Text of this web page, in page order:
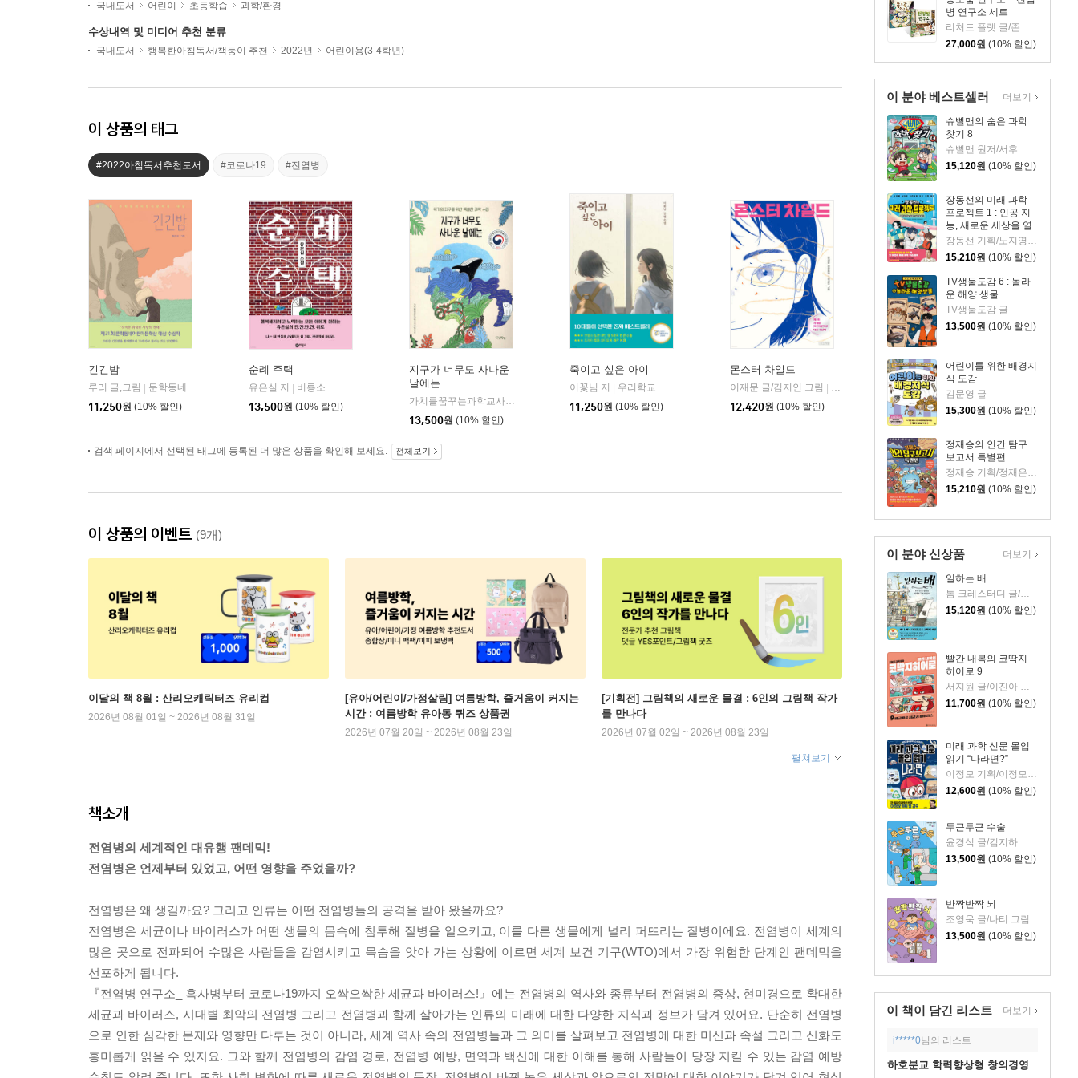
병 연구소 세트
리처드 플랫 글/존 켈리 그림/신인수,최현경 역/김명주 감수
27,000원 (10% 할인)
이 분야 베스트셀러
슈뻘맨의 숨은 과학
찾기 8
슈뻘맨 원저/서후 글/류수형 그림/샌드박스네트워크,정재형 감수
15,120원 (10% 할인)
장동선의 미래 과학
프로젝트 1 : 인공 지
능, 새로운 세상을 열
다
15,210원 (10% 할인)
TV생물도감 6 : 놀라
운 해양 생물
TV생물도감 글
13,500원 (10% 할인)
어린이를 위한 배경지
식 도감
김문영 글
15,300원 (10% 할인)
정재승의 인간 탐구
보고서 특별편
정재승 기획/정재은 글/김기수 그림
15,210원 (10% 할인)
더보기
이 분야 신상품
일하는 배
톰 크레스터디 글/장석봉 그림
15,120원 (10% 할인)
빨간 내복의 코딱지
히어로 9
11,700원 (10% 할인)
미래 과학 신문 몰입
읽기 “나라면?”
이정모 기획/이정모 감수/박정란,서재인 글/신병근 그림
12,600원 (10% 할인)
두근두근 수술
윤경식 글/김지하 그림
13,500원 (10% 할인)
반짝반짝 뇌
조영욱 글/나티 그림
13,500원 (10% 할인)
더보기
이 책이 담긴 리스트 더보기
i*****0님의 리스트
하호분교 학력향상형 창의경영
국내도서 어린이 초등학습 과학/환경
수상내역 및 미디어 추천 분류
국내도서 행복한아침독서/책둥이 추천 2022년 어린이용(3-4학년)
이 상품의 태그
#2022아침독서추천도서 #코로나19 #전염병
긴긴밤
루리 글,그림
문학동네
11,250원 (10% 할인)
순례 주택
유은실 저
비룡소
13,500원 (10% 할인)
지구가 너무도 사나운
날에는
가치를꿈꾸는과학교사모임 저
우리학교
13,500원 (10% 할인)
죽이고 싶은 아이
이꽃님 저
우리학교
11,250원 (10% 할인)
몬스터 차일드
이재문 글/김지인 그림
사계절
12,420원 (10% 할인)
검색 페이지에서 선택된 태그에 등록된 더 많은 상품을 확인해 보세요. 전체보기
이 상품의 이벤트 (9개)
이달의 책 8월 : 산리오캐릭터즈 유리컵
2026년 08월 01일 ~ 2026년 08월 31일
[유아/어린이/가정살림] 여름방학, 줄거움이 커지는
시간 : 여름방학 유아동 퀴즈 상품권
2026년 07월 20일 ~ 2026년 08월 23일
[기획전] 그림책의 새로운 물결 : 6인의 그림책 작가
를 만나다
2026년 07월 02일 ~ 2026년 08월 23일
펼쳐보기
책소개
전염병의 세계적인 대유행 팬데믹!
전염병은 언제부터 있었고, 어떤 영향을 주었을까?
전염병은 왜 생길까요? 그리고 인류는 어떤 전염병들의 공격을 받아 왔을까요?
전염병은 세균이나 바이러스가 어떤 생물의 몸속에 침투해 질병을 일으키고, 이를 다른 생물에게 널리 퍼뜨리는 질병이에요. 전염병이 세계의
많은 곳으로 전파되어 수많은 사람들을 감염시키고 목숨을 앗아 가는 상황에 이르면 세계 보건 기구(WTO)에서 가장 위험한 단계인 팬데믹을
선포하게 됩니다.
『전염병 연구소_ 흑사병부터 코로나19까지 오싹오싹한 세균과 바이러스!』에는 전염병의 역사와 종류부터 전염병의 증상, 현미경으로 확대한
세균과 바이러스, 시대별 최악의 전염병 그리고 전염병과 함께 살아가는 인류의 미래에 대한 다양한 지식과 정보가 담겨 있어요. 단순히 전염병
으로 인한 심각한 문제와 영향만 다루는 것이 아니라, 세계 역사 속의 전염병들과 그 의미를 살펴보고 전염병에 대한 미신과 속설 그리고 신화도
흥미롭게 읽을 수 있지요. 그와 함께 전염병의 감염 경로, 전염병 예방, 면역과 백신에 대한 이해를 통해 사람들이 당장 지킬 수 있는 감염 예방